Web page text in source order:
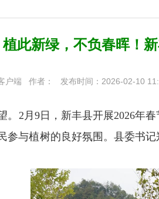
植此新绿，不负春晖！
户端 作者： 发布时间：2026-02-10
。 2 月 9日，新丰县开展2026年春
参与植树的良好氛围。县委书